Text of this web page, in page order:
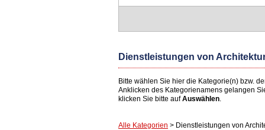
Dienstleistungen von
Bitte wählen Sie hier die Kategorie(n) bzw.
Anklicken des Kategorienamens gelangen
klicken Sie bitte aufAuswählen.
Alle Kategorien > Dienstleistungen von